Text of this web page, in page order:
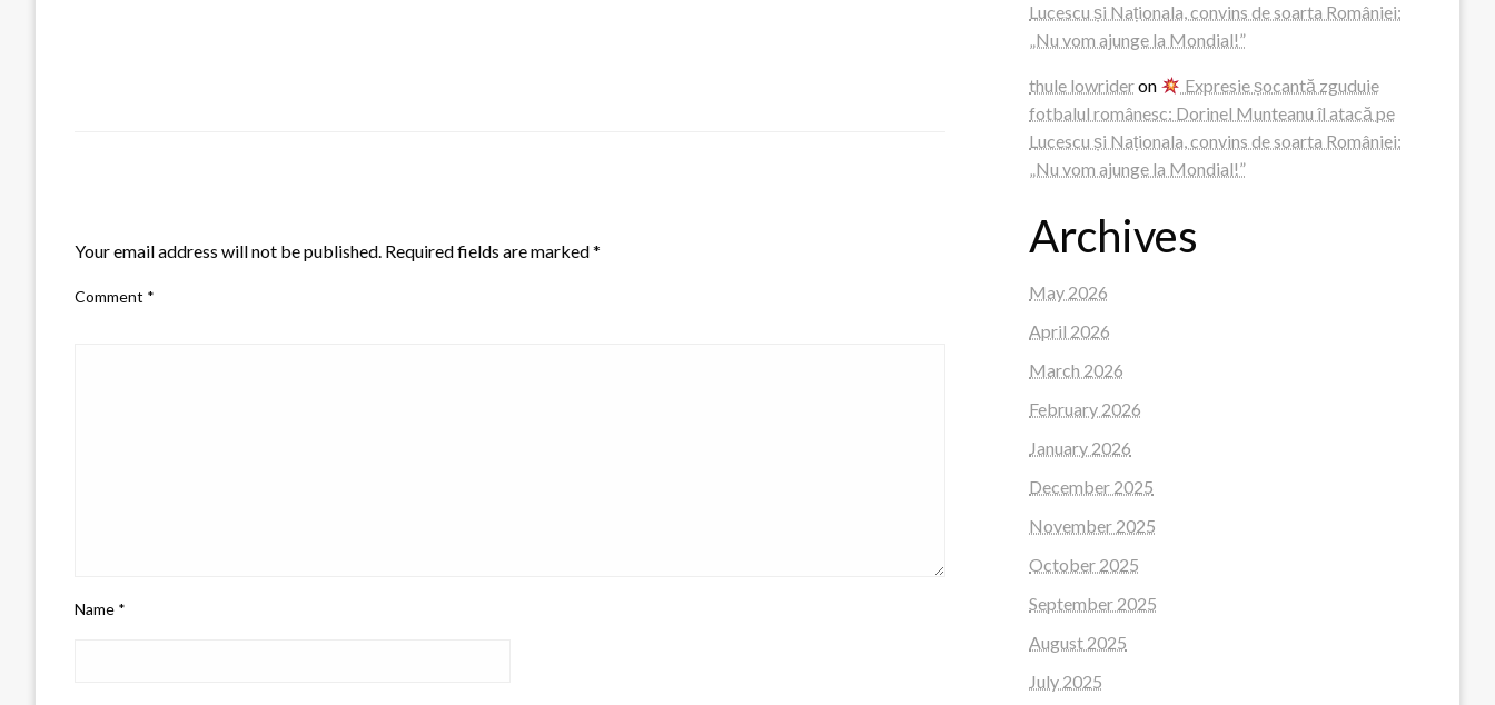
Your email address will not be published. Required fields are marked*
Comment *
Name *
Lucescu și Naționala, convins de soarta României:
„Nu vom ajunge la Mondial!”
thule lowrideron
Expresie șocantă zguduie
fotbalul românesc: Dorinel Munteanu îl atacă pe
Lucescu și Naționala, convins de soarta României:
„Nu vom ajunge la Mondial!”
Archives
May 2026
April 2026
March 2026
February 2026
January 2026
December 2025
November 2025
October 2025
September 2025
August 2025
July 2025